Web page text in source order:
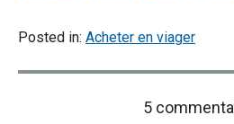
Posted in: Acheter en viager
5